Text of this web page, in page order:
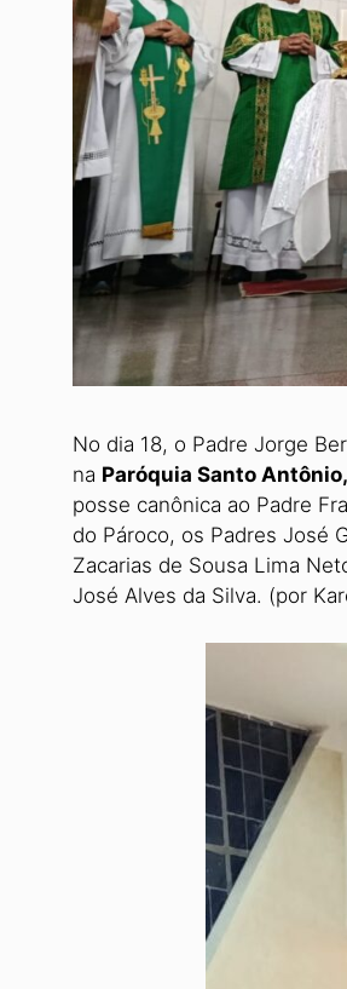
No dia 18, o Padre Jorge
na Paróquia Santo
posse canônica ao Padre
do Pároco, os Padres José
Zacarias de Sousa Lima
José Alves da Silva. (por